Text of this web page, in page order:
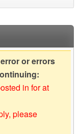
or errors
in for at
please